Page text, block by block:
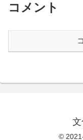
コメント
©